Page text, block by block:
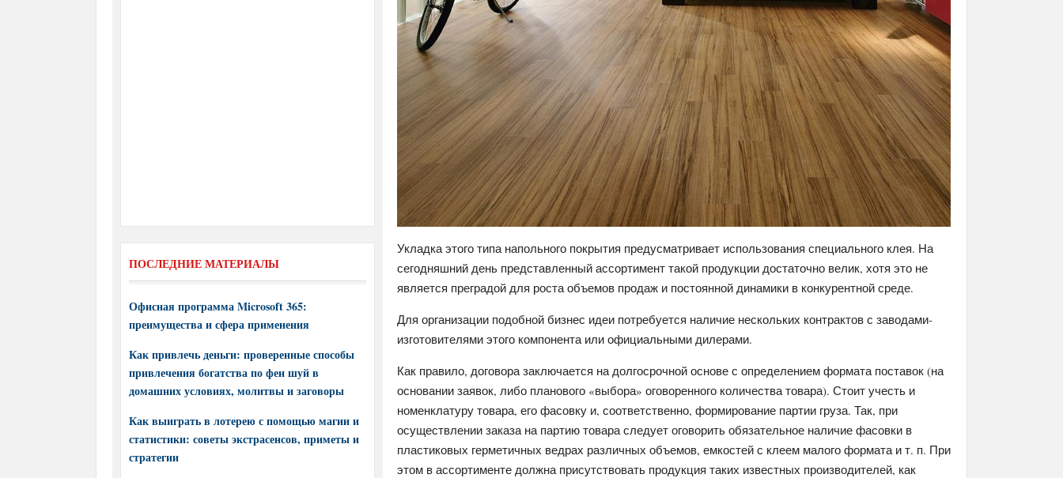
Укладка этого типа напольного покрытия предусматривает использования специального клея. На
сегодняшний день представленный ассортимент такой продукции достаточно велик, хотя это не
является преградой для роста объемов продаж и постоянной динамики в конкурентной среде.
Для организации подобной бизнес идеи потребуется наличие нескольких контрактов с заводами-
изготовителями этого компонента или официальными дилерами.
Как правило, договора заключается на долгосрочной основе с определением формата поставок (на
основании заявок, либо планового «выбора» оговоренного количества товара). Стоит учесть и
номенклатуру товара, его фасовку и, соответственно, формирование партии груза. Так, при
осуществлении заказа на партию товара следует оговорить обязательное наличие фасовки в
пластиковых герметичных ведрах различных объемов, емкостей с клеем малого формата и т. п. При
этом в ассортименте должна присутствовать продукция таких известных производителей, как
ПОСЛЕДНИЕ МАТЕРИАЛЫ
Офисная программа Microsoft 365:
преимущества и сфера применения
Как привлечь деньги: проверенные способы
привлечения богатства по фен шуй в
домашних условиях, молитвы и заговоры
Как выиграть в лотерею с помощью магии и
статистики: советы экстрасенсов, приметы и
стратегии